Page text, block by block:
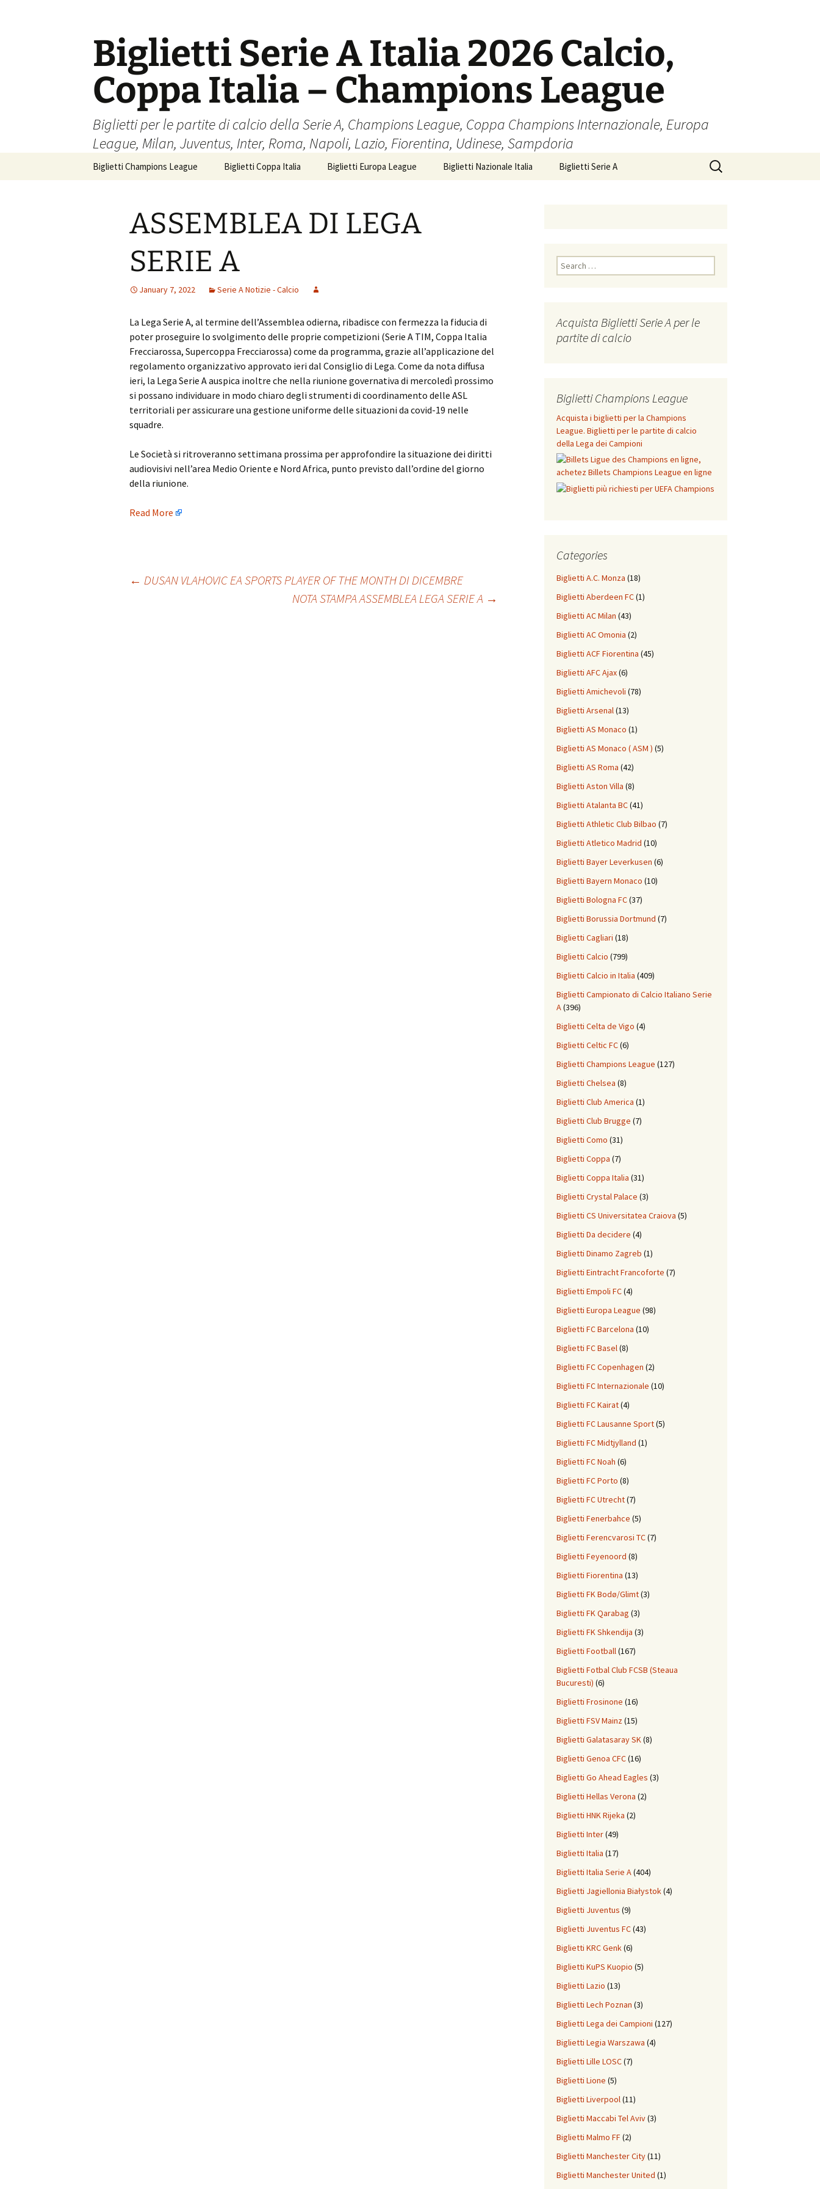
Biglietti Serie A Italia 2026 Calcio,
Coppa Italia – Champions League
Biglietti per le partite di calcio della Serie A, Champions League, Coppa Champions Internazionale, Europa
League, Milan, Juventus, Inter, Roma, Napoli, Lazio, Fiorentina, Udinese, Sampdoria
Biglietti Champions League Biglietti Coppa Italia Biglietti Europa League Biglietti Nazionale Italia Biglietti Serie A
Search
for:
ASSEMBLEA DI LEGA
SERIE A
January 7, 2022 Serie A Notizie - Calcio
La Lega Serie A, al termine dell’Assemblea odierna, ribadisce con fermezza la fiducia di
poter proseguire lo svolgimento delle proprie competizioni (Serie A TIM, Coppa Italia
Frecciarossa, Supercoppa Frecciarossa) come da programma, grazie all’applicazione del
regolamento organizzativo approvato ieri dal Consiglio di Lega. Come da nota diffusa
ieri, la Lega Serie A auspica inoltre che nella riunione governativa di mercoledì prossimo
si possano individuare in modo chiaro degli strumenti di coordinamento delle ASL
territoriali per assicurare una gestione uniforme delle situazioni da covid-19 nelle
squadre.
Le Società si ritroveranno settimana prossima per approfondire la situazione dei diritti
audiovisivi nell’area Medio Oriente e Nord Africa, punto previsto dall’ordine del giorno
della riunione.
Read More
← DUSAN VLAHOVIC EA SPORTS PLAYER OF THE MONTH DI DICEMBRE
NOTA STAMPA ASSEMBLEA LEGA SERIE A →
Search
for:
Acquista Biglietti Serie A per le
partite di calcio
Biglietti Champions League
Acquista i biglietti per la Champions
League. Biglietti per le partite di calcio
della Lega dei Campioni
Categories
Biglietti A.C. Monza (18)
Biglietti Aberdeen FC(1)
Biglietti AC Milan (43)
Biglietti AC Omonia (2)
Biglietti ACF Fiorentina (45)
Biglietti AFC Ajax(6)
Biglietti Amichevoli (78)
Biglietti Arsenal(13)
Biglietti AS Monaco (1)
Biglietti AS Monaco ( ASM ) (5)
Biglietti AS Roma (42)
Biglietti Aston Villa (8)
Biglietti Atalanta BC(41)
Biglietti Athletic Club Bilbao (7)
Biglietti Atletico Madrid (10)
Biglietti Bayer Leverkusen (6)
Biglietti Bayern Monaco (10)
Biglietti Bologna FC(37)
Biglietti Borussia Dortmund (7)
Biglietti Cagliari (18)
Biglietti Calcio (799)
Biglietti Calcio in Italia (409)
Biglietti Campionato di Calcio Italiano Serie
A(396)
Biglietti Celta de Vigo (4)
Biglietti Celtic FC(6)
Biglietti Champions League (127)
Biglietti Chelsea (8)
Biglietti Club America (1)
Biglietti Club Brugge (7)
Biglietti Como (31)
Biglietti Coppa (7)
Biglietti Coppa Italia (31)
Biglietti Crystal Palace (3)
Biglietti CS Universitatea Craiova (5)
Biglietti Da decidere (4)
Biglietti Dinamo Zagreb (1)
Biglietti Eintracht Francoforte (7)
Biglietti Empoli FC(4)
Biglietti Europa League (98)
Biglietti FC Barcelona (10)
Biglietti FC Basel(8)
Biglietti FC Copenhagen (2)
Biglietti FC Internazionale (10)
Biglietti FC Kairat(4)
Biglietti FC Lausanne Sport(5)
Biglietti FC Midtjylland (1)
Biglietti FC Noah (6)
Biglietti FC Porto (8)
Biglietti FC Utrecht(7)
Biglietti Fenerbahce (5)
Biglietti Ferencvarosi TC(7)
Biglietti Feyenoord (8)
Biglietti Fiorentina (13)
Biglietti FK Bodø/Glimt(3)
Biglietti FK Qarabag (3)
Biglietti FK Shkendija (3)
Biglietti Football(167)
Biglietti Fotbal Club FCSB (Steaua
Bucuresti) (6)
Biglietti Frosinone (16)
Biglietti FSV Mainz(15)
Biglietti Galatasaray SK(8)
Biglietti Genoa CFC(16)
Biglietti Go Ahead Eagles (3)
Biglietti Hellas Verona (2)
Biglietti HNK Rijeka (2)
Biglietti Inter(49)
Biglietti Italia (17)
Biglietti Italia Serie A(404)
Biglietti Jagiellonia Białystok(4)
Biglietti Juventus (9)
Biglietti Juventus FC(43)
Biglietti KRC Genk(6)
Biglietti KuPS Kuopio (5)
Biglietti Lazio (13)
Biglietti Lech Poznan (3)
Biglietti Lega dei Campioni (127)
Biglietti Legia Warszawa (4)
Biglietti Lille LOSC(7)
Biglietti Lione (5)
Biglietti Liverpool(11)
Biglietti Maccabi Tel Aviv(3)
Biglietti Malmo FF(2)
Biglietti Manchester City(11)
Biglietti Manchester United (1)